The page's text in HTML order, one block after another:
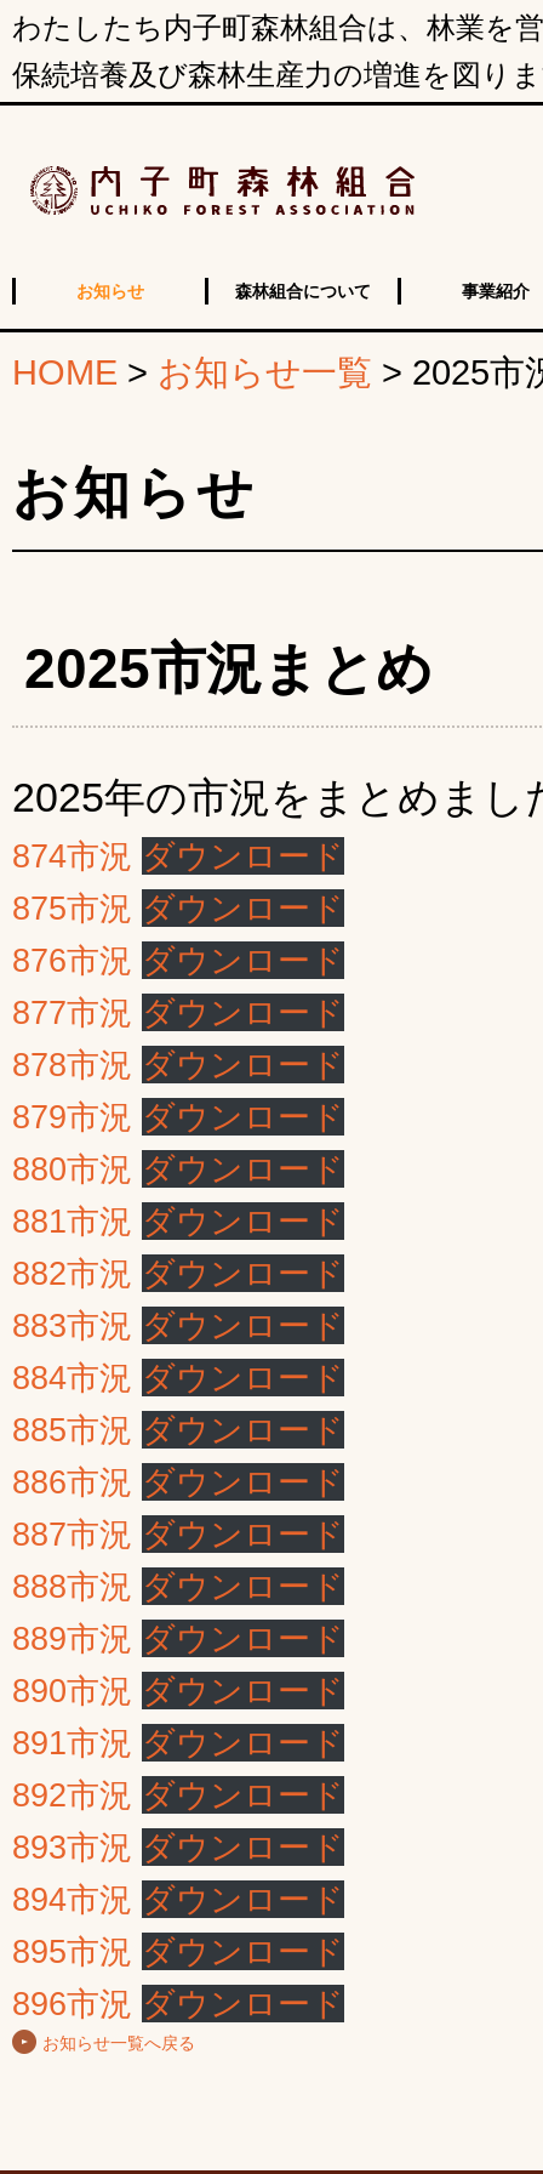
わたしたち内子町森林組合は、林業を
保続培養及び森林生産力の増進を図り
お知らせ 森林組合について 事業紹介
HOME > お知らせ一覧 > 2025市
お知らせ
2025市況まとめ
2025年の市況をまとめまし
874市況 ダウンロード
875市況 ダウンロード
876市況 ダウンロード
877市況 ダウンロード
878市況 ダウンロード
879市況 ダウンロード
880市況 ダウンロード
881市況 ダウンロード
882市況 ダウンロード
883市況 ダウンロード
884市況 ダウンロード
885市況 ダウンロード
886市況 ダウンロード
887市況 ダウンロード
888市況 ダウンロード
889市況 ダウンロード
890市況 ダウンロード
891市況 ダウンロード
892市況 ダウンロード
893市況 ダウンロード
894市況 ダウンロード
895市況 ダウンロード
896市況 ダウンロード
お知らせ一覧へ戻る